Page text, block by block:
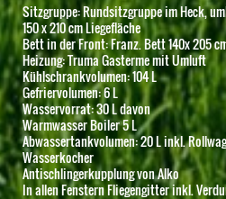
Sitzgruppe: Rundsitzgruppe im Heck,
150 x 210 cm Liegefläche
Bett in der Front: Franz. Bett 140x 205
Heizung: Truma Gasterme mit Umluft
Kühlschrankvolumen: 104 L
Gefriervolumen: 6 L
Wasservorrat: 30 L davon
Warmwasser Boiler 5 L
Abwassertankvolumen: 20 L inkl.
Wasserkocher
Antischlingerkupplung von Alko
In allen Fenstern Fliegengitter inkl.